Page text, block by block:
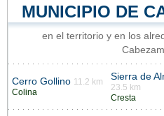
MUNICIPIO DE
en el territorio y en los
Cerro Gollino 11.2 km
Colina
Sierra de
23.5 km
Cresta